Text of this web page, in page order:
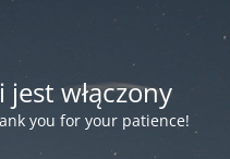
włączony
you for your patience!